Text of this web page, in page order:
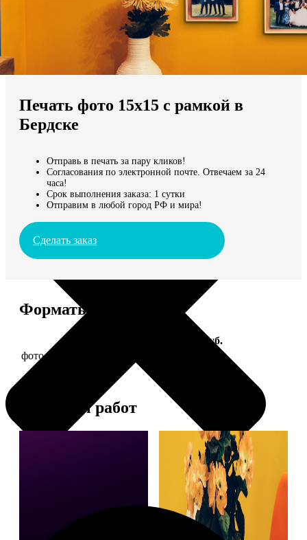
Мы доставляем по всему миру
Продолжить без города
Печать фото 15х15 с рамкой в
Бердске
Отправь в печать за пару кликов!
Согласования по электронной почте. Отвечаем за 24
часа!
Срок выполнения заказа: 1 сутки
Отправим в любой город РФ и мира!
Сделать заказ
Форматы и цены
Цена, руб.
фото 15х15 в деревянной рамке
Примеры работ